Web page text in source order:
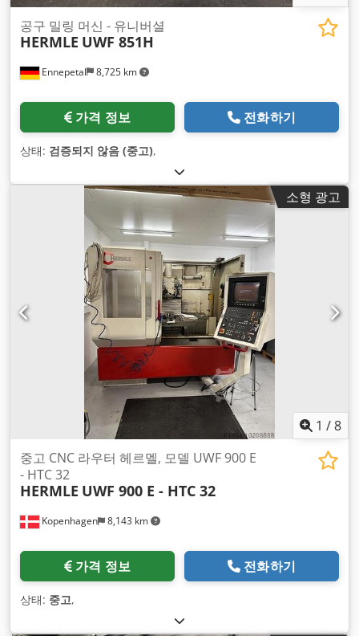
Ennepetal 8,725 km
공구 밀링 머신 - 유니버셜
HERMLE UWF 851H
가격 정보 전화하기
상태: 검증되지 않음 (중고),
소형 광고
1 /8
Kopenhagen 8,143 km
중고 CNC 라우터 헤르멜, 모델 UWF 900 E
- HTC 32
HERMLE UWF 900 E - HTC 32
가격 정보 전화하기
상태: 중고,